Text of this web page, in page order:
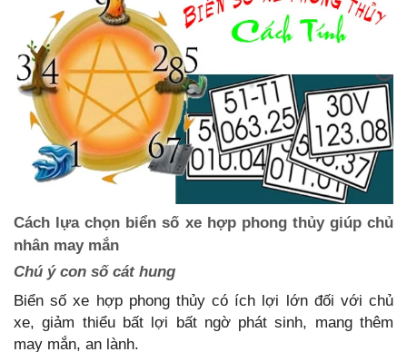
Cách lựa chọn biển số xe hợp phong thủy giúp chủ
nhân may mắn
Chú ý con số cát hung
Biển số xe hợp phong thủy có ích lợi lớn đối với chủ
xe, giảm thiểu bất lợi bất ngờ phát sinh, mang thêm
may mắn, an lành.